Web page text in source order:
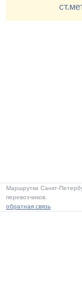
Маршрутки Санкт-
перевозчиков.
обратная связь